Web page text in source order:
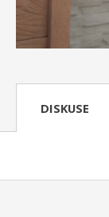
DISKUSE